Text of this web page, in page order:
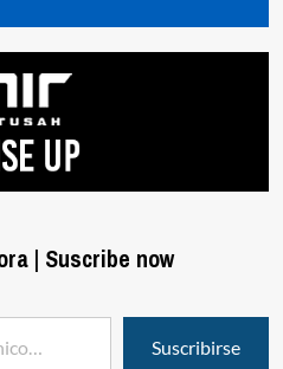
| Suscribe now
Suscribirse